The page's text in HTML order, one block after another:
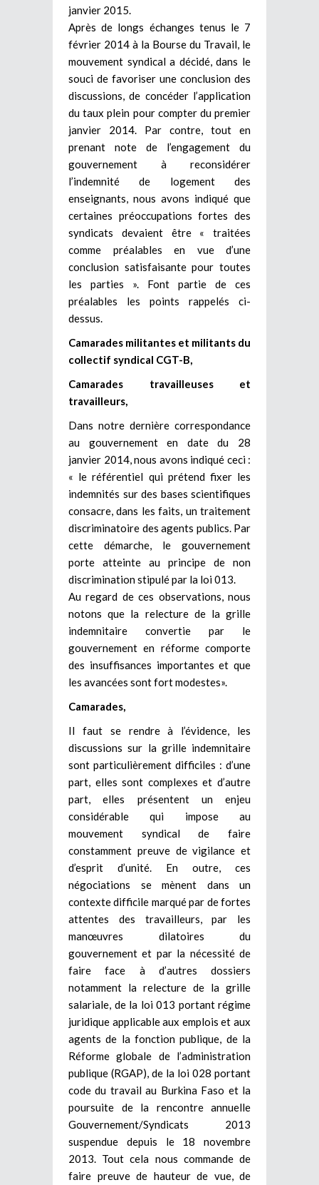
janvier 2015.
Après de longs échanges tenus le 7
février 2014 à la Bourse du Travail, le
mouvement syndical a décidé, dans le
souci de favoriser une conclusion des
discussions, de concéder l’application
du taux plein pour compter du premier
janvier 2014. Par contre, tout en
prenant note de l’engagement du
gouvernement à reconsidérer
l’indemnité de logement des
enseignants, nous avons indiqué que
certaines préoccupations fortes des
syndicats devaient être « traitées
comme préalables en vue d’une
conclusion satisfaisante pour toutes
les parties ». Font partie de ces
préalables les points rappelés ci-
dessus.
Camarades militantes et militants du
collectif syndical CGT-B,
Camarades travailleuses et
travailleurs,
Dans notre dernière correspondance
au gouvernement en date du 28
janvier 2014, nous avons indiqué ceci :
« le référentiel qui prétend fixer les
indemnités sur des bases scientifiques
consacre, dans les faits, un traitement
discriminatoire des agents publics. Par
cette démarche, le gouvernement
porte atteinte au principe de non
discrimination stipulé par la loi 013.
Au regard de ces observations, nous
notons que la relecture de la grille
indemnitaire convertie par le
gouvernement en réforme comporte
des insuffisances importantes et que
les avancées sont fort modestes».
Camarades,
Il faut se rendre à l’évidence, les
discussions sur la grille indemnitaire
sont particulièrement difficiles : d’une
part, elles sont complexes et d’autre
part, elles présentent un enjeu
considérable qui impose au
mouvement syndical de faire
constamment preuve de vigilance et
d’esprit d’unité. En outre, ces
négociations se mènent dans un
contexte difficile marqué par de fortes
attentes des travailleurs, par les
manœuvres dilatoires du
gouvernement et par la nécessité de
faire face à d’autres dossiers
notamment la relecture de la grille
salariale, de la loi 013 portant régime
juridique applicable aux emplois et aux
agents de la fonction publique, de la
Réforme globale de l’administration
publique (RGAP), de la loi 028 portant
code du travail au Burkina Faso et la
poursuite de la rencontre annuelle
Gouvernement/Syndicats 2013
suspendue depuis le 18 novembre
2013. Tout cela nous commande de
faire preuve de hauteur de vue, de